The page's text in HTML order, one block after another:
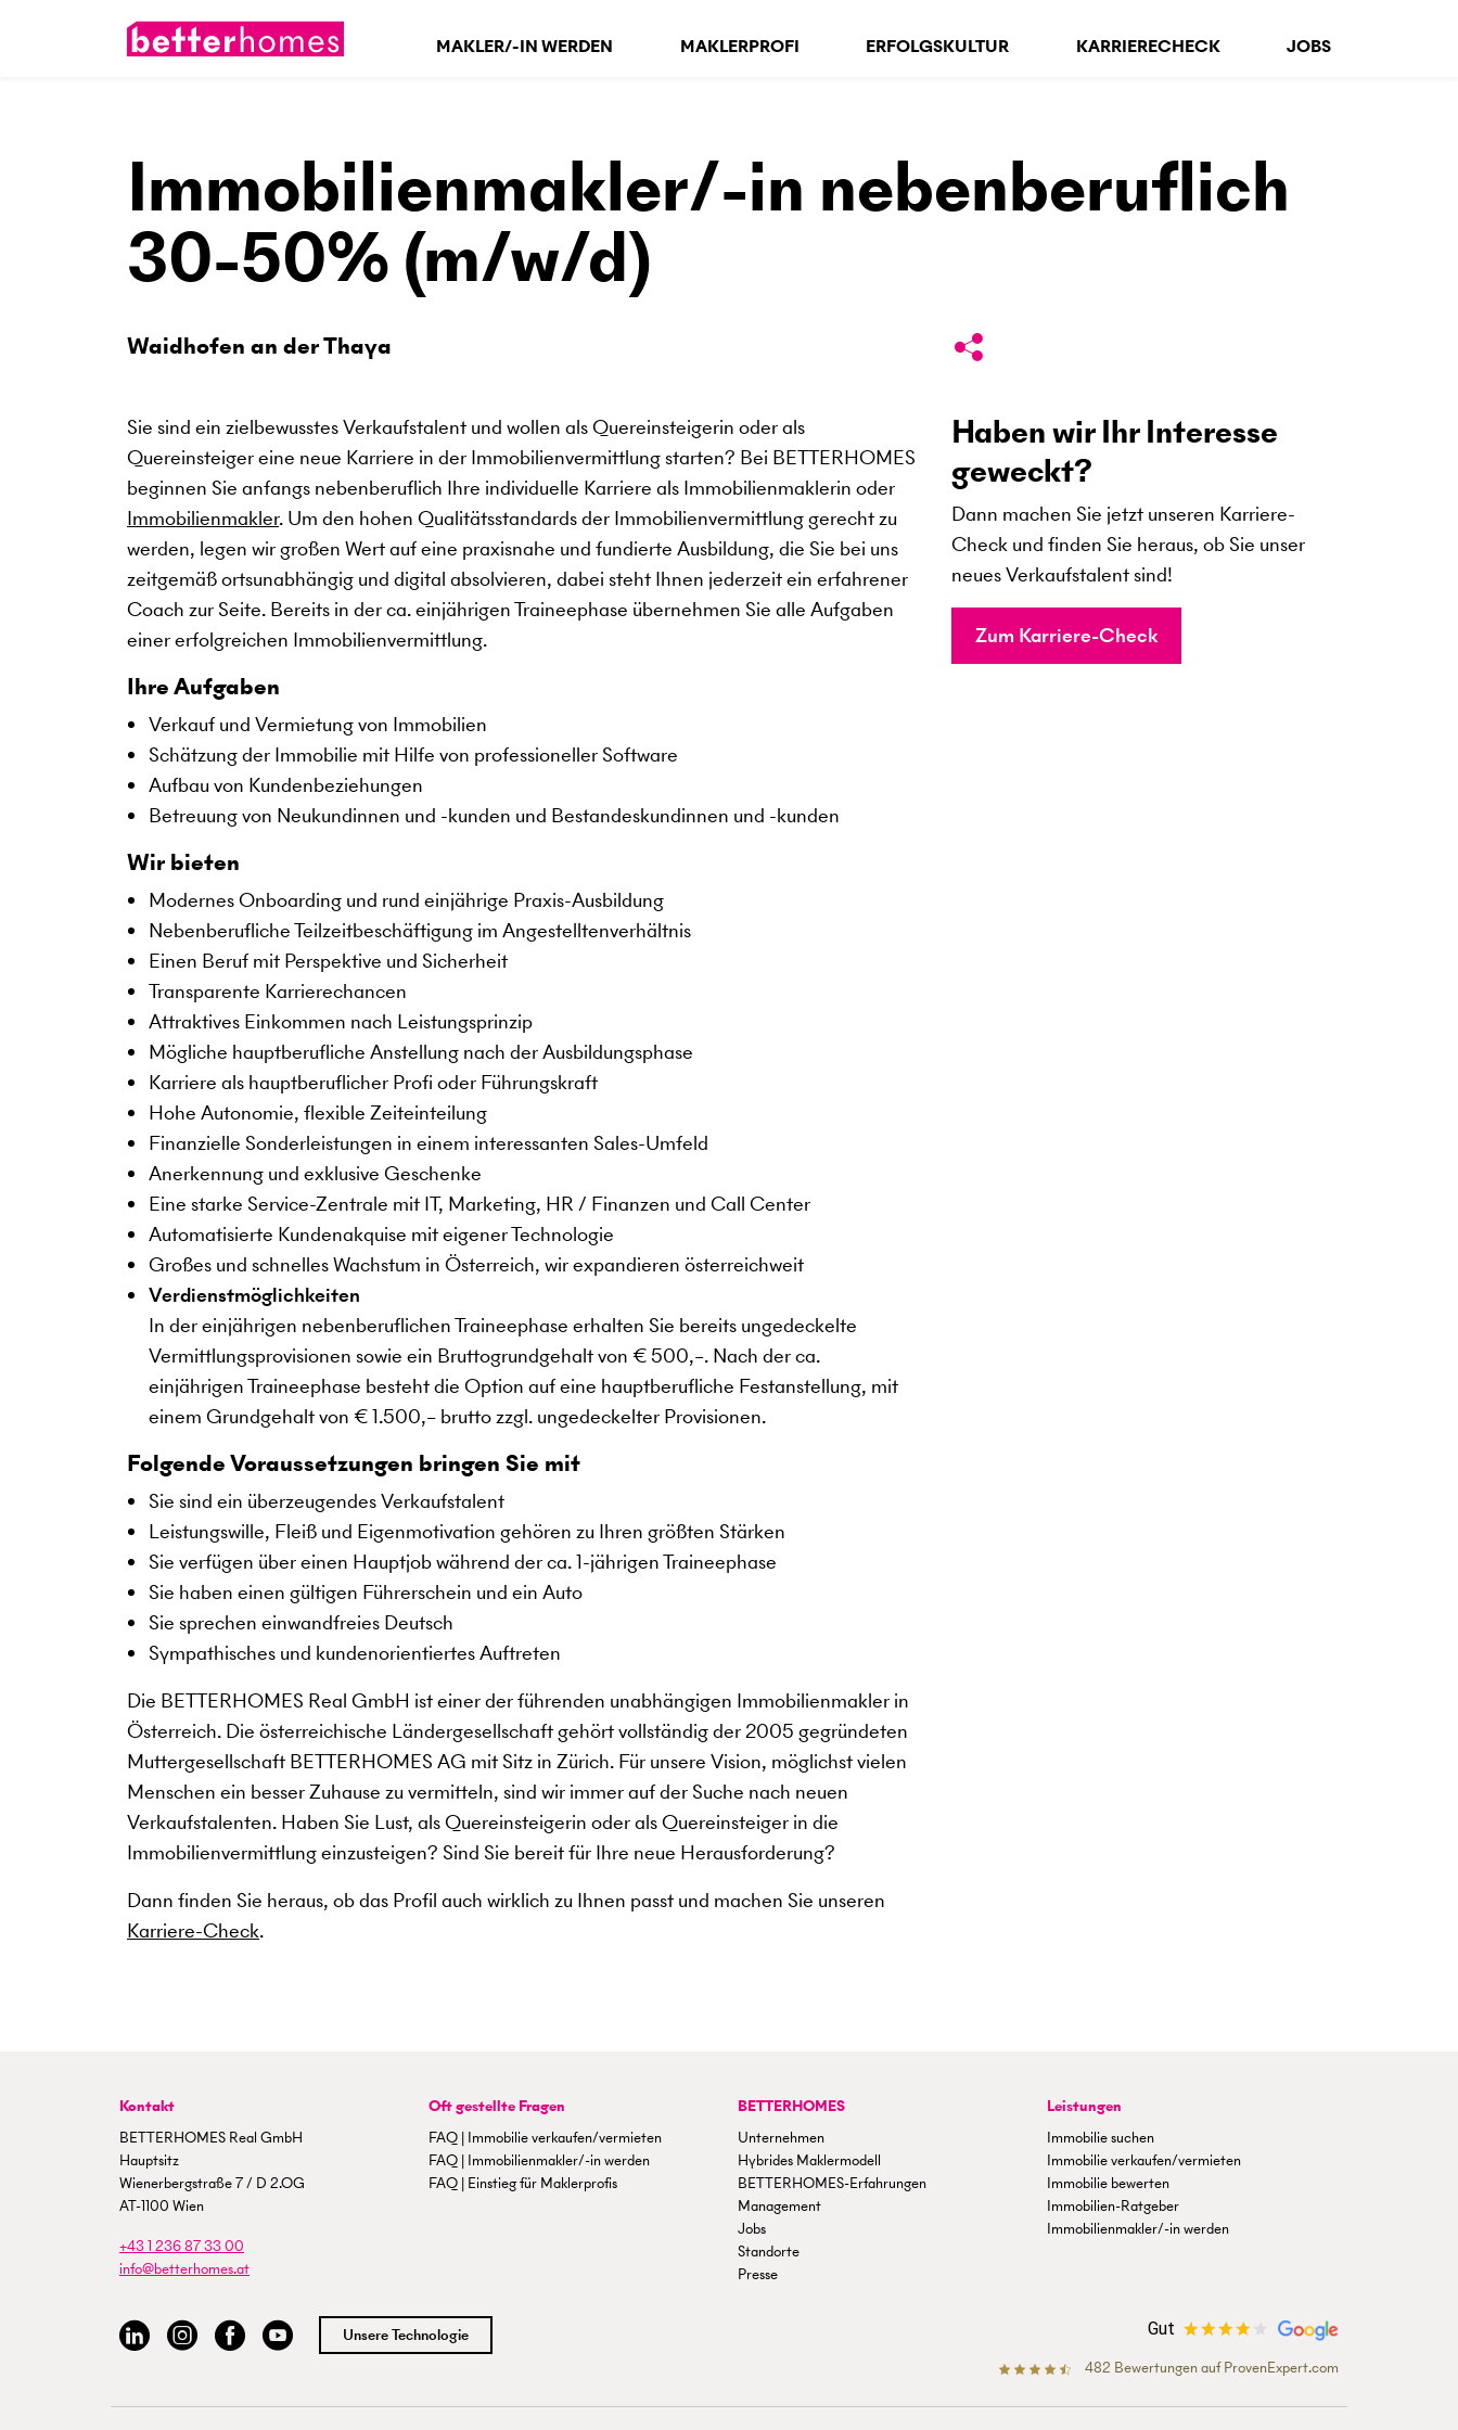
MAKLER/-IN WERDEN MAKLERPROFI ERFOLGS­KULTUR KARRIERECHECK JOBS
Immobilienmakler/-in nebenberuflich
30-50% (m/w/d)
Waidhofen an der Thaya
Sie sind ein zielbewusstes Verkaufstalent und wollen als Quereinsteigerin oder als
Quereinsteiger eine neue Karriere in der Immobilienvermittlung starten? Bei BETTERHOMES
beginnen Sie anfangs nebenberuflich Ihre individuelle Karriere als Immobilienmaklerin oder
Immobilienmakler. Um den hohen Qualitätsstandards der Immobilienvermittlung gerecht zu
werden, legen wir großen Wert auf eine praxisnahe und fundierte Ausbildung, die Sie bei uns
zeitgemäß ortsunabhängig und digital absolvieren, dabei steht Ihnen jederzeit ein erfahrener
Coach zur Seite. Bereits in der ca. einjährigen Traineephase übernehmen Sie alle Aufgaben
einer erfolgreichen Immobilienvermittlung.
Ihre Aufgaben
Verkauf und Vermietung von Immobilien
Schätzung der Immobilie mit Hilfe von professioneller Software
Aufbau von Kundenbeziehungen
Betreuung von Neukundinnen und -kunden und Bestandeskundinnen und -kunden
Wir bieten
Modernes Onboarding und rund einjährige Praxis-Ausbildung
Nebenberufliche Teilzeitbeschäftigung im Angestelltenverhältnis
Einen Beruf mit Perspektive und Sicherheit
Transparente Karrierechancen
Attraktives Einkommen nach Leistungsprinzip
Mögliche hauptberufliche Anstellung nach der Ausbildungsphase
Karriere als hauptberuflicher Profi oder Führungskraft
Hohe Autonomie, flexible Zeiteinteilung
Finanzielle Sonderleistungen in einem interessanten Sales-Umfeld
Anerkennung und exklusive Geschenke
Eine starke Service-Zentrale mit IT, Marketing, HR / Finanzen und Call Center
Automatisierte Kundenakquise mit eigener Technologie
Großes und schnelles Wachstum in Österreich, wir expandieren österreichweit
Verdienstmöglichkeiten
In der einjährigen nebenberuflichen Traineephase erhalten Sie bereits ungedeckelte
Vermittlungsprovisionen sowie ein Bruttogrundgehalt von € 500,–. Nach der ca.
einjährigen Traineephase besteht die Option auf eine hauptberufliche Festanstellung, mit
einem Grundgehalt von € 1.500,– brutto zzgl. ungedeckelter Provisionen.
Folgende Voraussetzungen bringen Sie mit
Sie sind ein überzeugendes Verkaufstalent
Leistungswille, Fleiß und Eigenmotivation gehören zu Ihren größten Stärken
Sie verfügen über einen Hauptjob während der ca. 1-jährigen Traineephase
Sie haben einen gültigen Führerschein und ein Auto
Sie sprechen einwandfreies Deutsch
Sympathisches und kundenorientiertes Auftreten
Die BETTERHOMES Real GmbH ist einer der führenden unabhängigen Immobilienmakler in
Österreich. Die österreichische Ländergesellschaft gehört vollständig der 2005 gegründeten
Muttergesellschaft BETTERHOMES AG mit Sitz in Zürich. Für unsere Vision, möglichst vielen
Menschen ein besser Zuhause zu vermitteln, sind wir immer auf der Suche nach neuen
Verkaufstalenten. Haben Sie Lust, als Quereinsteigerin oder als Quereinsteiger in die
Immobilienvermittlung einzusteigen? Sind Sie bereit für Ihre neue Herausforderung?
Dann finden Sie heraus, ob das Profil auch wirklich zu Ihnen passt und machen Sie unseren
Karriere-Check.
Haben wir Ihr Interesse
geweckt?
Dann machen Sie jetzt unseren Karriere-
Check und finden Sie heraus, ob Sie unser
neues Verkaufstalent sind!
Zum Karriere-Check
Kontakt
BETTERHOMES Real GmbH
Hauptsitz
Wienerbergstraße 7 / D 2.OG
AT-1100 Wien
+43 1 236 87 33 00
info@betterhomes.at
Oft gestellte Fragen
FAQ | Immobilie verkaufen/vermieten
FAQ | Immobilienmakler/-in werden
FAQ | Einstieg für Maklerprofis
BETTERHOMES
Unternehmen
Hybrides Maklermodell
BETTERHOMES-Erfahrungen
Management
Jobs
Standorte
Presse
Leistungen
Immobilie suchen
Immobilie verkaufen/vermieten
Immobilie bewerten
Immobilien-Ratgeber
Immobilienmakler/-in werden
Unsere Technologie Gut
482 Bewertungen auf ProvenExpert.com